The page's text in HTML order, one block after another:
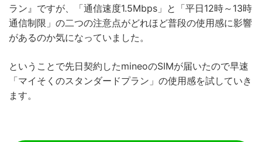
ラン』ですが、「通信速度1.5Mbps」と「平日12時～13時
通信制限」の二つの注意点がどれほど普段の使用感に影響
があるのか気になっていました。
ということで先日契約したmineoのSIMが届いたので早速
「マイそくのスタンダードプラン」の使用感を試していき
ます。